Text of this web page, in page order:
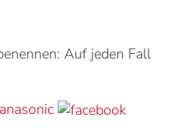
Auf jeden Fall